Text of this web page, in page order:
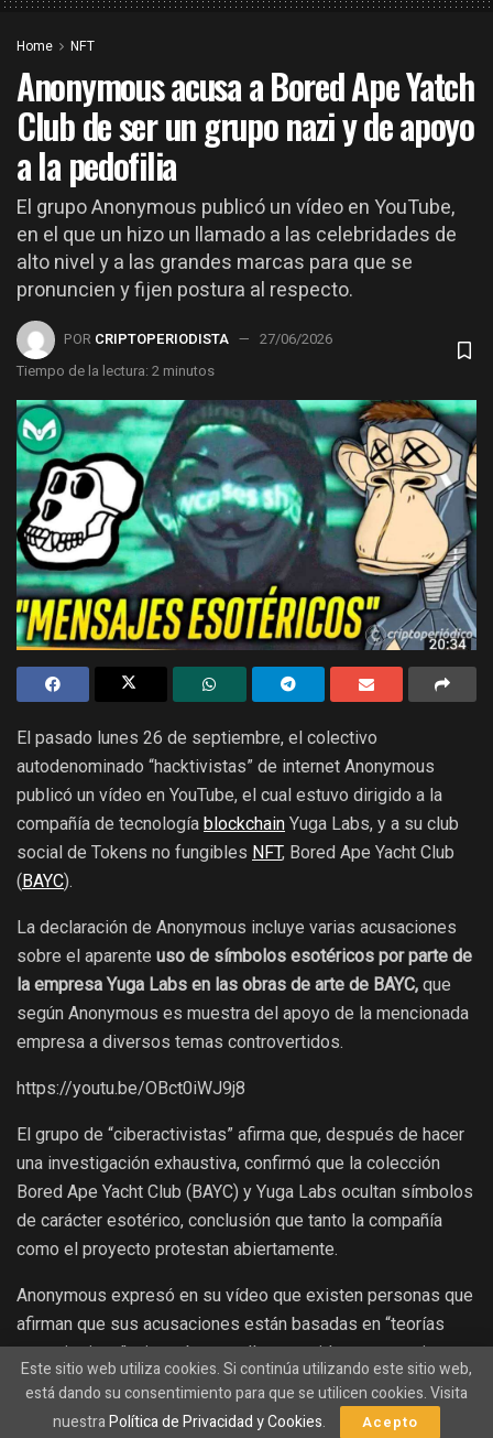
Home NFT
Anonymous acusa a Bored Ape Yatch
Club de ser un grupo nazi y de apoyo
a la pedofilia
El grupo Anonymous publicó un vídeo en YouTube,
en el que un hizo un llamado a las celebridades de
alto nivel y a las grandes marcas para que se
pronuncien y fijen postura al respecto.
POR CRIPTOPERIODISTA
27/06/2026
Tiempo de la lectura: 2 minutos
El pasado lunes 26 de septiembre, el colectivo
autodenominado “hacktivistas” de internet Anonymous
publicó un vídeo en YouTube, el cual estuvo dirigido a la
compañía de tecnología blockchain Yuga Labs, y a su club
social de Tokens no fungibles NFT, Bored Ape Yacht Club
(BAYC).
La declaración de Anonymous incluye varias acusaciones
sobre el aparente uso de símbolos esotéricos por parte de
la empresa Yuga Labs en las obras de arte de BAYC, que
según Anonymous es muestra del apoyo de la mencionada
empresa a diversos temas controvertidos.
https://youtu.be/OBct0iWJ9j8
El grupo de “ciberactivistas” afirma que, después de hacer
una investigación exhaustiva, confirmó que la colección
Bored Ape Yacht Club (BAYC) y Yuga Labs ocultan símbolos
de carácter esotérico, conclusión que tanto la compañía
como el proyecto protestan abiertamente.
Anonymous expresó en su vídeo que existen personas que
afirman que sus acusaciones están basadas en “teorías
conspirativas”, sin embargo, ellos consideran que quienes
dicen esto son sencillamente “ignorantes”, o “tienen poca
educación”, o peor aún, “tienen un conflicto de intereses
Este sitio web utiliza cookies. Si continúa utilizando este sitio web,
está dando su consentimiento para que se utilicen cookies. Visita
nuestraPolítica de Privacidad y Cookies. Acepto